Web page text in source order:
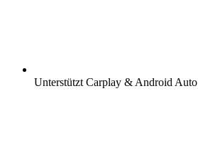
Unterstützt Carplay & Android Auto